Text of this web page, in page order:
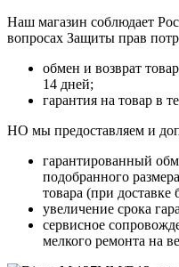
Наш магазин соблюдает
вопросах Защиты прав
обмен и возврат
14 дней;
гарантия на товар в
НО мы предоставляем и
гарантированный
подобранного
товара (при доставке
увеличение срока
сервисное
мелкого ремонта на